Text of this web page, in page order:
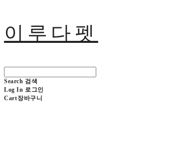
이루다펫
Search 검색
Log In 로그인
Cart장바구니